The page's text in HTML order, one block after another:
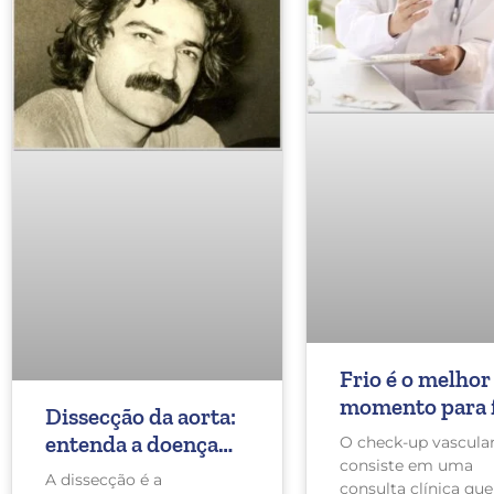
Dissecção da aorta:
entenda a doença
que acometeu o
A dissecção é a
Frio é o melhor
momento para
check-up
O check-up vascular
consiste em uma
consulta clínica